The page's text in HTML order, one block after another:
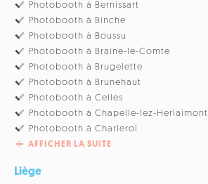
Photobooth à Bernissart
Photobooth à Binche
Photobooth à Boussu
Photobooth à Braine-le-Comte
Photobooth à Brugelette
Photobooth à Brunehaut
Photobooth à Celles
Photobooth à Chapelle-lez-Herlaimont
Photobooth à Charleroi
AFFICHER LA SUITE
Liège